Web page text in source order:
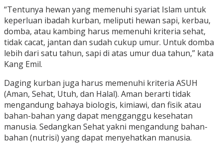
“Tentunya hewan yang memenuhi syariat Islam untuk
keperluan ibadah kurban, meliputi hewan sapi, kerbau,
domba, atau kambing harus memenuhi kriteria sehat,
tidak cacat, jantan dan sudah cukup umur. Untuk domba
lebih dari satu tahun, sapi di atas umur dua tahun,” kata
Kang Emil.
Daging kurban juga harus memenuhi kriteria ASUH
(Aman, Sehat, Utuh, dan Halal). Aman berarti tidak
mengandung bahaya biologis, kimiawi, dan fisik atau
bahan-bahan yang dapat mengganggu kesehatan
manusia. Sedangkan Sehat yakni mengandung bahan-
bahan (nutrisi) yang dapat menyehatkan manusia.